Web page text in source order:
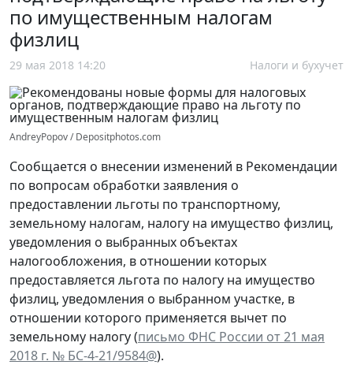
по имущественным налогам
физлиц
29 мая 2018 14:20 Налоги и бухучет
AndreyPopov / Depositphotos.com
Сообщается о внесении изменений в Рекомендации
по вопросам обработки заявления о
предоставлении льготы по транспортному,
земельному налогам, налогу на имущество физлиц,
уведомления о выбранных объектах
налогообложения, в отношении которых
предоставляется льгота по налогу на имущество
физлиц, уведомления о выбранном участке, в
отношении которого применяется вычет по
земельному налогу (письмо ФНС России от 21 мая
2018 г. № БС-4-21/9584@).